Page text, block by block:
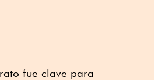
fue clave para